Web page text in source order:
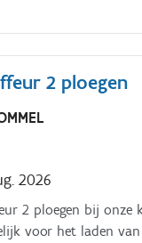
2 ploegen
2026
2 ploegen bij onze
voor het laden van